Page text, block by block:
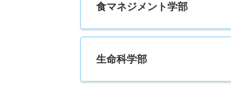
食マネジメント学部
生命科学部